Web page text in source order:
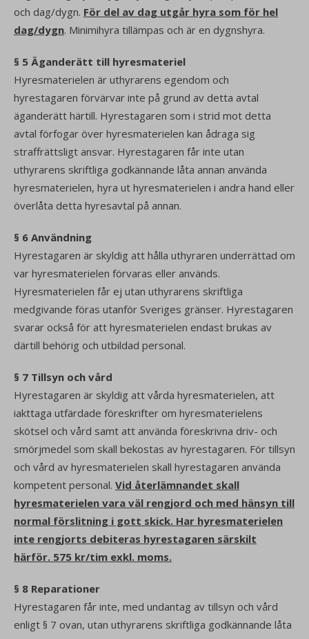
och dag/dygn. För del av dag utgår hyra som för hel
dag/dygn. Minimihyra tillämpas och är en dygnshyra.
§ 5 Äganderätt till hyresmateriel
Hyresmaterielen är uthyrarens egendom och
hyrestagaren förvärvar inte på grund av detta avtal
äganderätt härtill. Hyrestagaren som i strid mot detta
avtal förfogar över hyresmaterielen kan ådraga sig
straffrättsligt ansvar. Hyrestagaren får inte utan
uthyrarens skriftliga godkännande låta annan använda
hyresmaterielen, hyra ut hyresmaterielen i andra hand eller
överlåta detta hyresavtal på annan.
§ 6 Användning
Hyrestagaren är skyldig att hålla uthyraren underrättad om
var hyresmaterielen förvaras eller används.
Hyresmaterielen får ej utan uthyrarens skriftliga
medgivande föras utanför Sveriges gränser. Hyrestagaren
svarar också för att hyresmaterielen endast brukas av
därtill behörig och utbildad personal.
§ 7 Tillsyn och vård
Hyrestagaren är skyldig att vårda hyresmaterielen, att
iakttaga utfärdade föreskrifter om hyresmaterielens
skötsel och vård samt att använda föreskrivna driv- och
smörjmedel som skall bekostas av hyrestagaren. För tillsyn
och vård av hyresmaterielen skall hyrestagaren använda
kompetent personal. Vid återlämnandet skall
hyresmaterielen vara väl rengjord och med hänsyn till
normal förslitning i gott skick. Har hyresmaterielen
inte rengjorts debiteras hyrestagaren särskilt
härför. 575 kr/tim exkl. moms.
§ 8 Reparationer
Hyrestagaren får inte, med undantag av tillsyn och vård
enligt § 7 ovan, utan uthyrarens skriftliga godkännande låta